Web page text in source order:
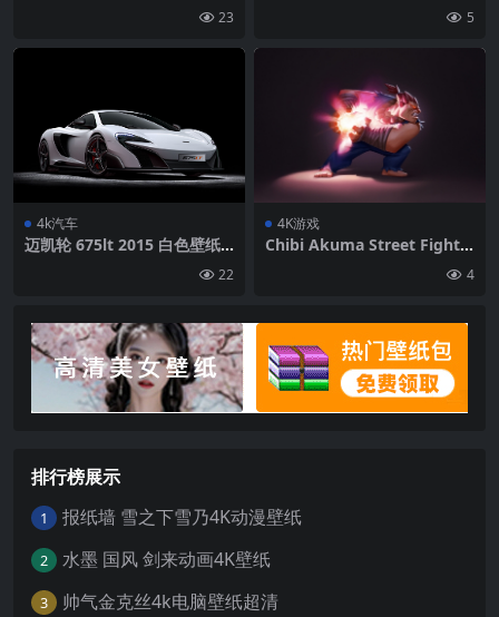
23 5
4k汽车
迈凯轮 675lt 2015 白色壁纸
22
4K游戏
Chibi Akuma Street Fighte
4
排行榜展示
1 报纸墙 雪之下雪乃4K动漫壁纸
2 水墨 国风 剑来动画4K壁纸
3 帅气金克丝4k电脑壁纸超清